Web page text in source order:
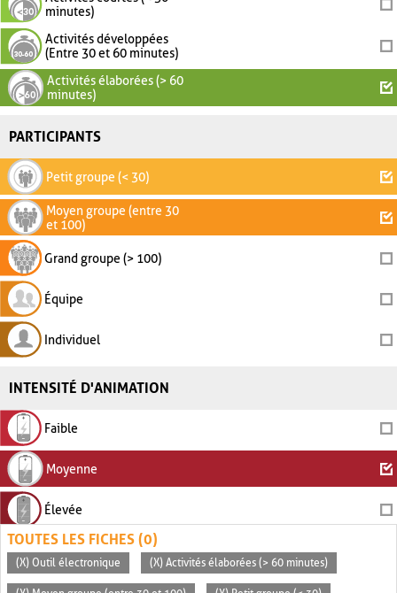
minutes)
Activités développées
(Entre 30 et 60 minutes)
Activités élaborées (> 60
minutes)
PARTICIPANTS
Petit groupe (< 30)
Moyen groupe (entre 30
et 100)
Grand groupe (> 100)
Équipe
Individuel
INTENSITÉ D'ANIMATION
Faible
Moyenne
Élevée
TOUTES LES FICHES (0)
(X) Outil électronique (X) Activités élaborées (> 60 minutes)